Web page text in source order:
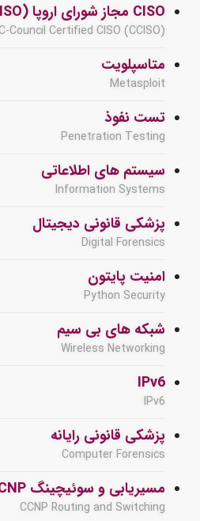
CISO مجاز شورای اروپا (CCISO)
EC-Council Certified CISO (CCISO)
متاسپلویت
Metasploit
تست نفوذ
Penetration Testing
سیستم های اطلاعاتی
Information Systems
پزشکی قانونی دیجیتال
Digital Forensics
امنیت پایتون
Python Security
شبکه های بی سیم
Wireless Networking
IPv6
IPv6
پزشکی قانونی رایانه
Computer Forensics
مسیریابی و سوئیچینگ CCNP
CCNP Routing and Switching